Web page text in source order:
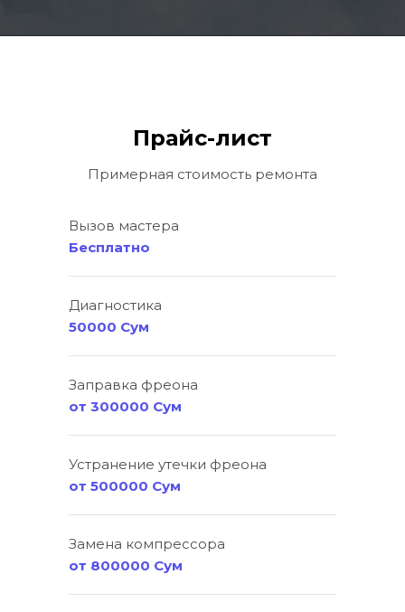
Прайс-лист
Примерная стоимость ремонта
Вызов мастера
Бесплатно
Диагностика
50000 Сум
Заправка фреона
от 300000 Сум
Устранение утечки фреона
от 500000 Сум
Замена компрессора
от 800000 Сум